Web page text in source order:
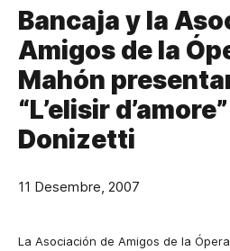
Bancaja y la
Amigos de la
Mahón
“L’elisir
Donizetti
11 Desembre, 2007
La Asociación de Amigos de la